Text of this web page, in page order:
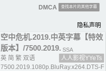
DMCA
查找本片的其他字幕
隐私声明
空中危机.2019.中英字幕【特效
版本】/7500.2019. SSA
英 简 繁 双语
人人影视YYeTs
7500.2019.1080p.BluRay.x264.DTS-F